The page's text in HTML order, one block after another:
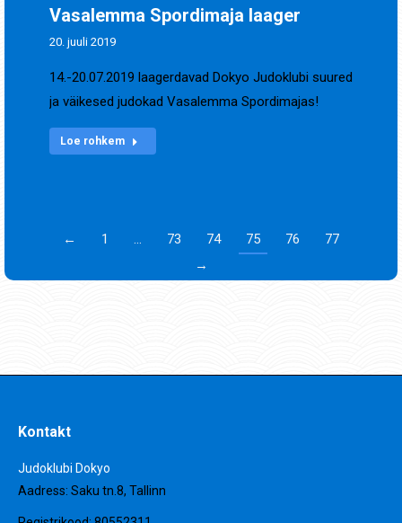
Vasalemma Spordimaja laager
20. juuli 2019
14.-20.07.2019 laagerdavad Dokyo Judoklubi suured
ja väikesed judokad Vasalemma Spordimajas!
Loe rohkem
← 1 … 73 74 75 76
77
→
Kontakt
Judoklubi Dokyo
Aadress: Saku tn.8, Tallinn